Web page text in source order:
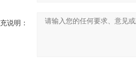
说明：